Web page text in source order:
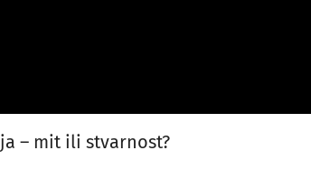
– mit ili stvarnost?